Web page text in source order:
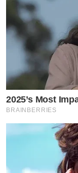
2025’s Most
BRAINBERRIES